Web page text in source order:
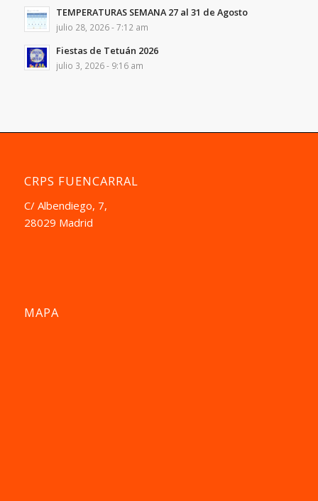
TEMPERATURAS SEMANA 27 al 31 de Agosto
julio 28, 2026 - 7:12 am
Fiestas de Tetuán 2026
julio 3, 2026 - 9:16 am
CRPS FUENCARRAL
C/ Albendiego, 7,
28029 Madrid
MAPA